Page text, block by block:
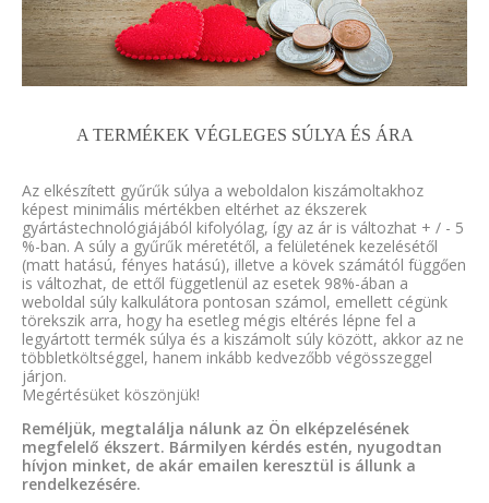
A TERMÉKEK VÉGLEGES SÚLYA ÉS ÁRA
Az elkészített gyűrűk súlya a weboldalon kiszámoltakhoz
képest minimális mértékben eltérhet az ékszerek
gyártástechnológiájából kifolyólag, így az ár is változhat + / - 5
%-ban. A súly a gyűrűk méretétől, a felületének kezelésétől
(matt hatású, fényes hatású), illetve a kövek számától függően
is változhat, de ettől függetlenül az esetek 98%-ában a
weboldal súly kalkulátora pontosan számol, emellett cégünk
törekszik arra, hogy ha esetleg mégis eltérés lépne fel a
legyártott termék súlya és a kiszámolt súly között, akkor az ne
többletköltséggel, hanem inkább kedvezőbb végösszeggel
járjon.
Megértésüket köszönjük!
Reméljük, megtalálja nálunk az Ön elképzelésének
megfelelő ékszert. Bármilyen kérdés estén, nyugodtan
hívjon minket, de akár emailen keresztül is állunk a
rendelkezésére.